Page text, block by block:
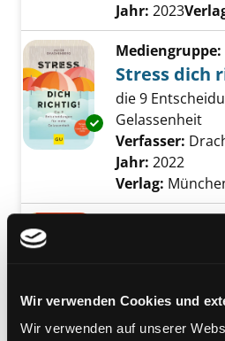
Wir verwenden Cookies und
Wir verwenden auf unserer
Jahr: 2023
Exemplar-Details
Mediengruppe:
Stress dich
die 9
Gelassenheit
Verfasser:
Jahr: 2022
Verlag:
Exemplar-Details
Angst,
Verfasser: